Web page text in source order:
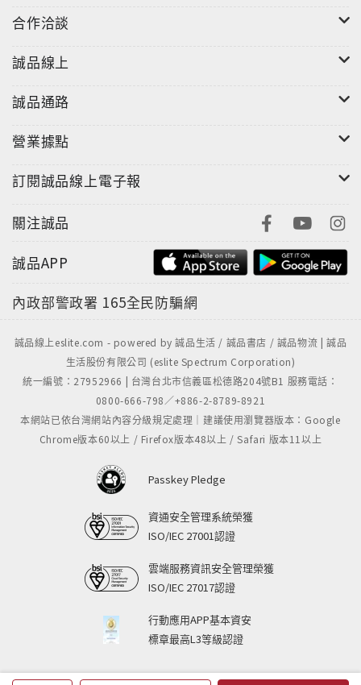
合作洽談
誠品線上
誠品通路
營業據點
訂閱誠品線上電子報
關注誠品
誠品APP
內政部警政署 165全民防騙網
誠品線上eslite.com - powered by 誠品生活 / 誠品書店 / 誠品物流 | 誠品
生活股份有限公司 (eslite Spectrum Corporation)
統一編號：27952966 | 台灣台北市信義區松德路204號B1 服務電話：
0800-666-798／+886-2-8789-8921
本網站已依台灣網站內容分級規定處理｜建議使用瀏覽器版本：Google
Chrome版本60以上 / Firefox版本48以上 / Safari 版本11以上
Passkey Pledge
資通安全管理系統榮獲
ISO/IEC 27001認證
雲端服務資訊安全管理榮獲
ISO/IEC 27017認證
行動應用APP基本資安
標章最高L3等級認證